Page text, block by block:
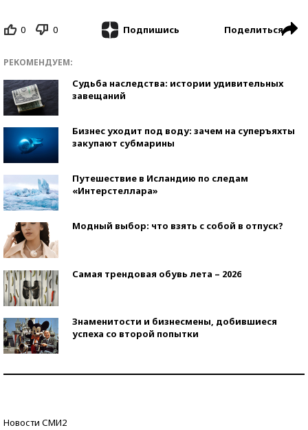
0 0 Подпишись Поделиться
РЕКОМЕНДУЕМ:
Судьба наследства: истории удивительных
завещаний
Бизнес уходит под воду: зачем на суперъяхты
закупают субмарины
Путешествие в Исландию по следам
«Интерстеллара»
Модный выбор: что взять с собой в отпуск?
Самая трендовая обувь лета – 2026
Знаменитости и бизнесмены, добившиеся
успеха со второй попытки
Новости СМИ2